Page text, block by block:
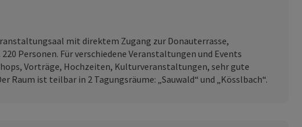
mit direktem Zugang zur Donauterrasse,
Personen. Für verschiedene Veranstaltungen und Events
Vorträge, Hochzeiten, Kulturveranstaltungen, sehr gute
Raum ist teilbar in 2 Tagungsräume: „Sauwald“ und „Kösslbach“.